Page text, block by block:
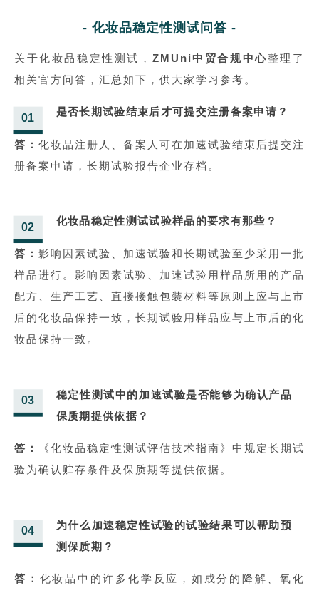
- 化妆品稳定性测试问答 -
关于化妆品稳定性测试， ZMUni中贸合规中心整理了
相关官方问答，汇总如下，供大家学习参考。
01 是否长期试验结束后才可提交注册备案申请？
答： 化妆品注册人、备案人可在加速试验结束后提交注
册备案申请，长期试验报告企业存档。
02 化妆品稳定性测试试验样品的要求有那些？
答： 影响因素试验、加速试验和长期试验至少采用一批
样品进行。影响因素试验、加速试验用样品所用的产品
配方、生产工艺、直接接触包装材料等原则上应与上市
后的化妆品保持一致，长期试验用样品应与上市后的化
妆品保持一致。
03
稳定性测试中的加速试验是否能够为确认产品
保质期提供依据？
答：
《化妆品稳定性测试评估技术指南》中规定长期试
验为确认贮存条件及保质期等提供依据。
04
为什么加速稳定性试验的试验结果可以帮助预
测保质期？
答： 化妆品中的许多化学反应，如成分的降解、氧化